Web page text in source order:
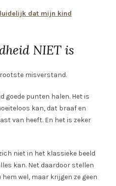
dat mijn kind
NIET is
misverstand.
goede punten halen. Het is
kan, dat braaf en
van heeft. En het is zeker
niet in het klassieke beeld
kan. Net daardoor stellen
wel, maar krijgen ze geen